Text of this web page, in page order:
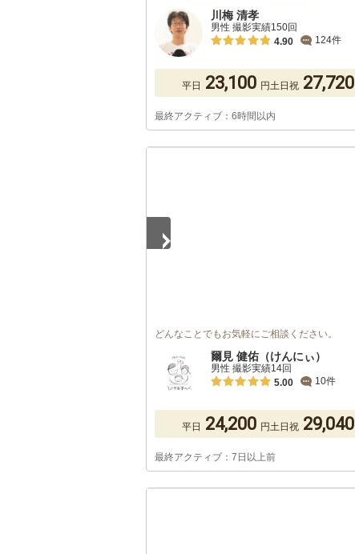
川梅 清孝
男性 撮影実績150回
4.90
124件
平日 23,100 円土日祝 27,720
最終アクティブ：6時間以内
どんなことでもお気軽にご相談ください。
爾見 健佑（けんにぃ）
男性 撮影実績14回
5.00
10件
平日 24,200 円土日祝 29,040
最終アクティブ：7日以上前